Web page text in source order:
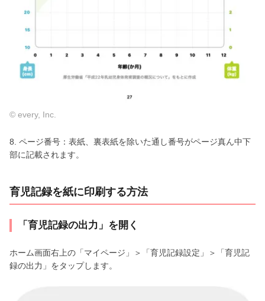
© every, Inc.
8. ページ番号：表紙、裏表紙を除いた通し番号がページ真ん中下
部に記載されます。
育児記録を紙に印刷する方法
「育児記録の出力」を開く
ホーム画面右上の「マイページ」＞「育児記録設定」＞「育児記
録の出力」をタップします。